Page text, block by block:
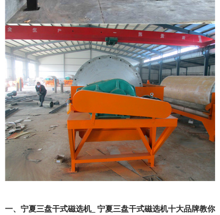
一、宁夏三盘干式磁选机_ 宁夏三盘干式磁选机十大品牌教你